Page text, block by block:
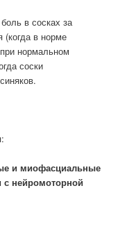
в сосках за
в норме
нормальном
соски
и миофасциальные
с нейромоторной